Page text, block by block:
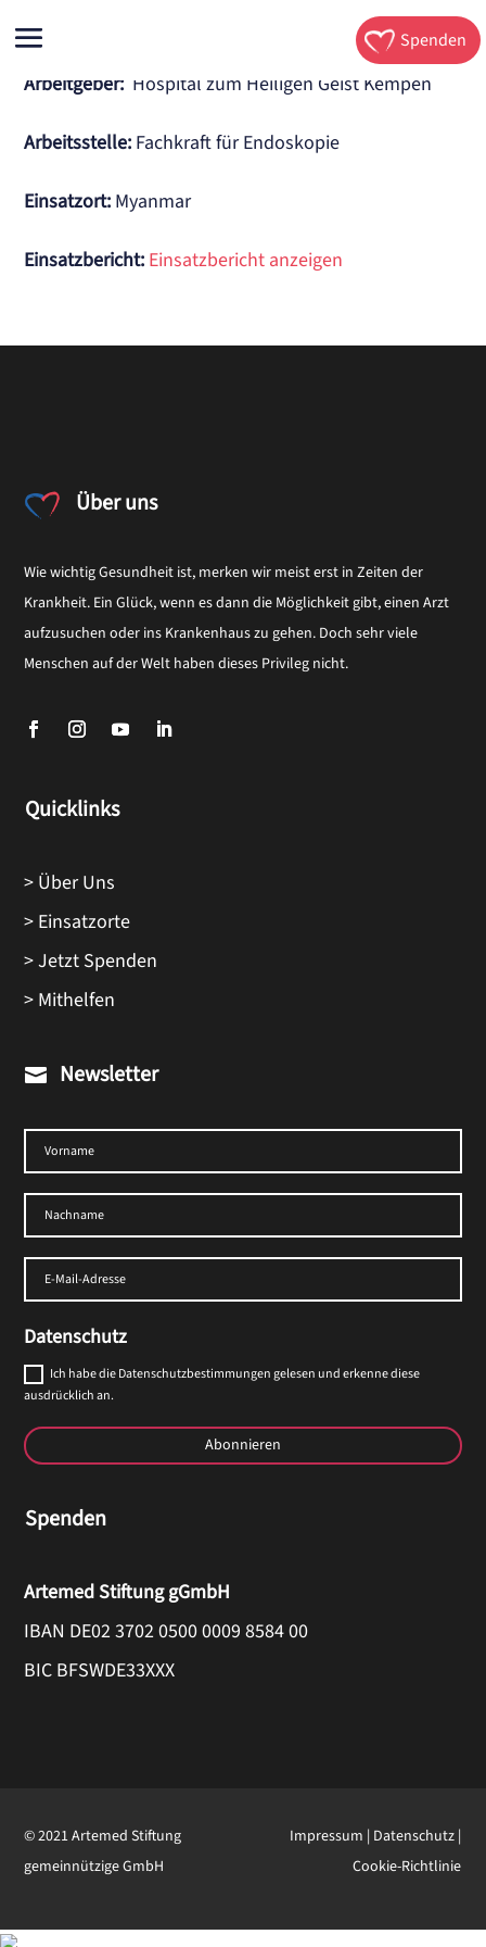
Spenden
Arbeitgeber: Hospital zum Heiligen Geist Kempen
Arbeitsstelle: Fachkraft für Endoskopie
Einsatzort: Myanmar
Einsatzbericht: Einsatzbericht anzeigen
Über uns
Wie wichtig Gesundheit ist, merken wir meist erst in Zeiten der
Krankheit. Ein Glück, wenn es dann die Möglichkeit gibt, einen Arzt
aufzusuchen oder ins Krankenhaus zu gehen. Doch sehr viele
Menschen auf der Welt haben dieses Privileg nicht.
Quicklinks
> Über Uns
> Einsatzorte
> Jetzt Spenden
> Mithelfen
 Newsletter
Datenschutz
Ich habe die Datenschutzbestimmungen gelesen und erkenne diese
ausdrücklich an.
Abonnieren
Spenden
Artemed Stiftung gGmbH
IBAN DE02 3702 0500 0009 8584 00
BIC BFSWDE33XXX
© 2021 Artemed Stiftung
gemeinnützige GmbH
Impressum | Datenschutz |
Cookie-Richtlinie